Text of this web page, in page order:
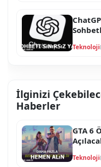
Teknoloji
İlginizi
Haberler
GTA 6
Teknoloji